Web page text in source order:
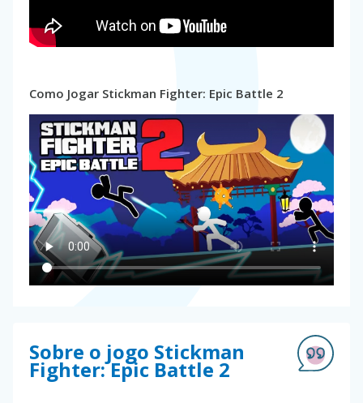
Como Jogar Stickman Fighter: Epic Battle 2
Sobre o jogo Stickman
Fighter: Epic Battle 2